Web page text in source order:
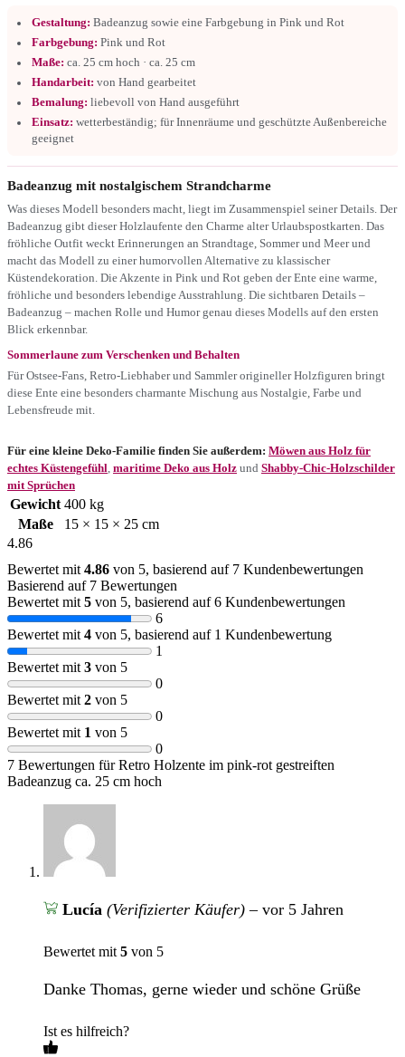
Gestaltung: Badeanzug sowie eine Farbgebung in Pink und Rot
Farbgebung: Pink und Rot
Maße: ca. 25 cm hoch · ca. 25 cm
Handarbeit: von Hand gearbeitet
Bemalung: liebevoll von Hand ausgeführt
Einsatz: wetterbeständig; für Innenräume und geschützte Außenbereiche
geeignet
Badeanzug mit nostalgischem Strandcharme
Was dieses Modell besonders macht, liegt im Zusammenspiel seiner Details. Der
Badeanzug gibt dieser Holzlaufente den Charme alter Urlaubspostkarten. Das
fröhliche Outfit weckt Erinnerungen an Strandtage, Sommer und Meer und
macht das Modell zu einer humorvollen Alternative zu klassischer
Küstendekoration. Die Akzente in Pink und Rot geben der Ente eine warme,
fröhliche und besonders lebendige Ausstrahlung. Die sichtbaren Details –
Badeanzug – machen Rolle und Humor genau dieses Modells auf den ersten
Blick erkennbar.
Sommerlaune zum Verschenken und Behalten
Für Ostsee-Fans, Retro-Liebhaber und Sammler origineller Holzfiguren bringt
diese Ente eine besonders charmante Mischung aus Nostalgie, Farbe und
Lebensfreude mit.
Für eine kleine Deko-Familie finden Sie außerdem: Möwen aus Holz für
echtes Küstengefühl maritime Deko aus Holz und Shabby-Chic-Holzschilder
mit Sprüchen
Gewicht 400 kg
Maße
15 × 15 × 25 cm
4.86
Bewertet mit 4.86 von 5, basierend auf 7 Kundenbewertungen
Basierend auf 7 Bewertungen
Bewertet mit 5 von 5, basierend auf6 Kundenbewertungen
6
Bewertet mit 4 von 5, basierend auf 1 Kundenbewertung
1
Bewertet mit 3 von 5
0
Bewertet mit 2 von 5
0
Bewertet mit 1 von 5
0
7 Bewertungen fürRetro Holzente im pink-rot gestreiften
Badeanzug ca. 25 cm hoch
Lucía (Verifizierter Käufer) – vor 5 Jahren
Bewertet mit 5 von 5
Danke Thomas, gerne wieder und schöne Grüße
Ist es hilfreich?